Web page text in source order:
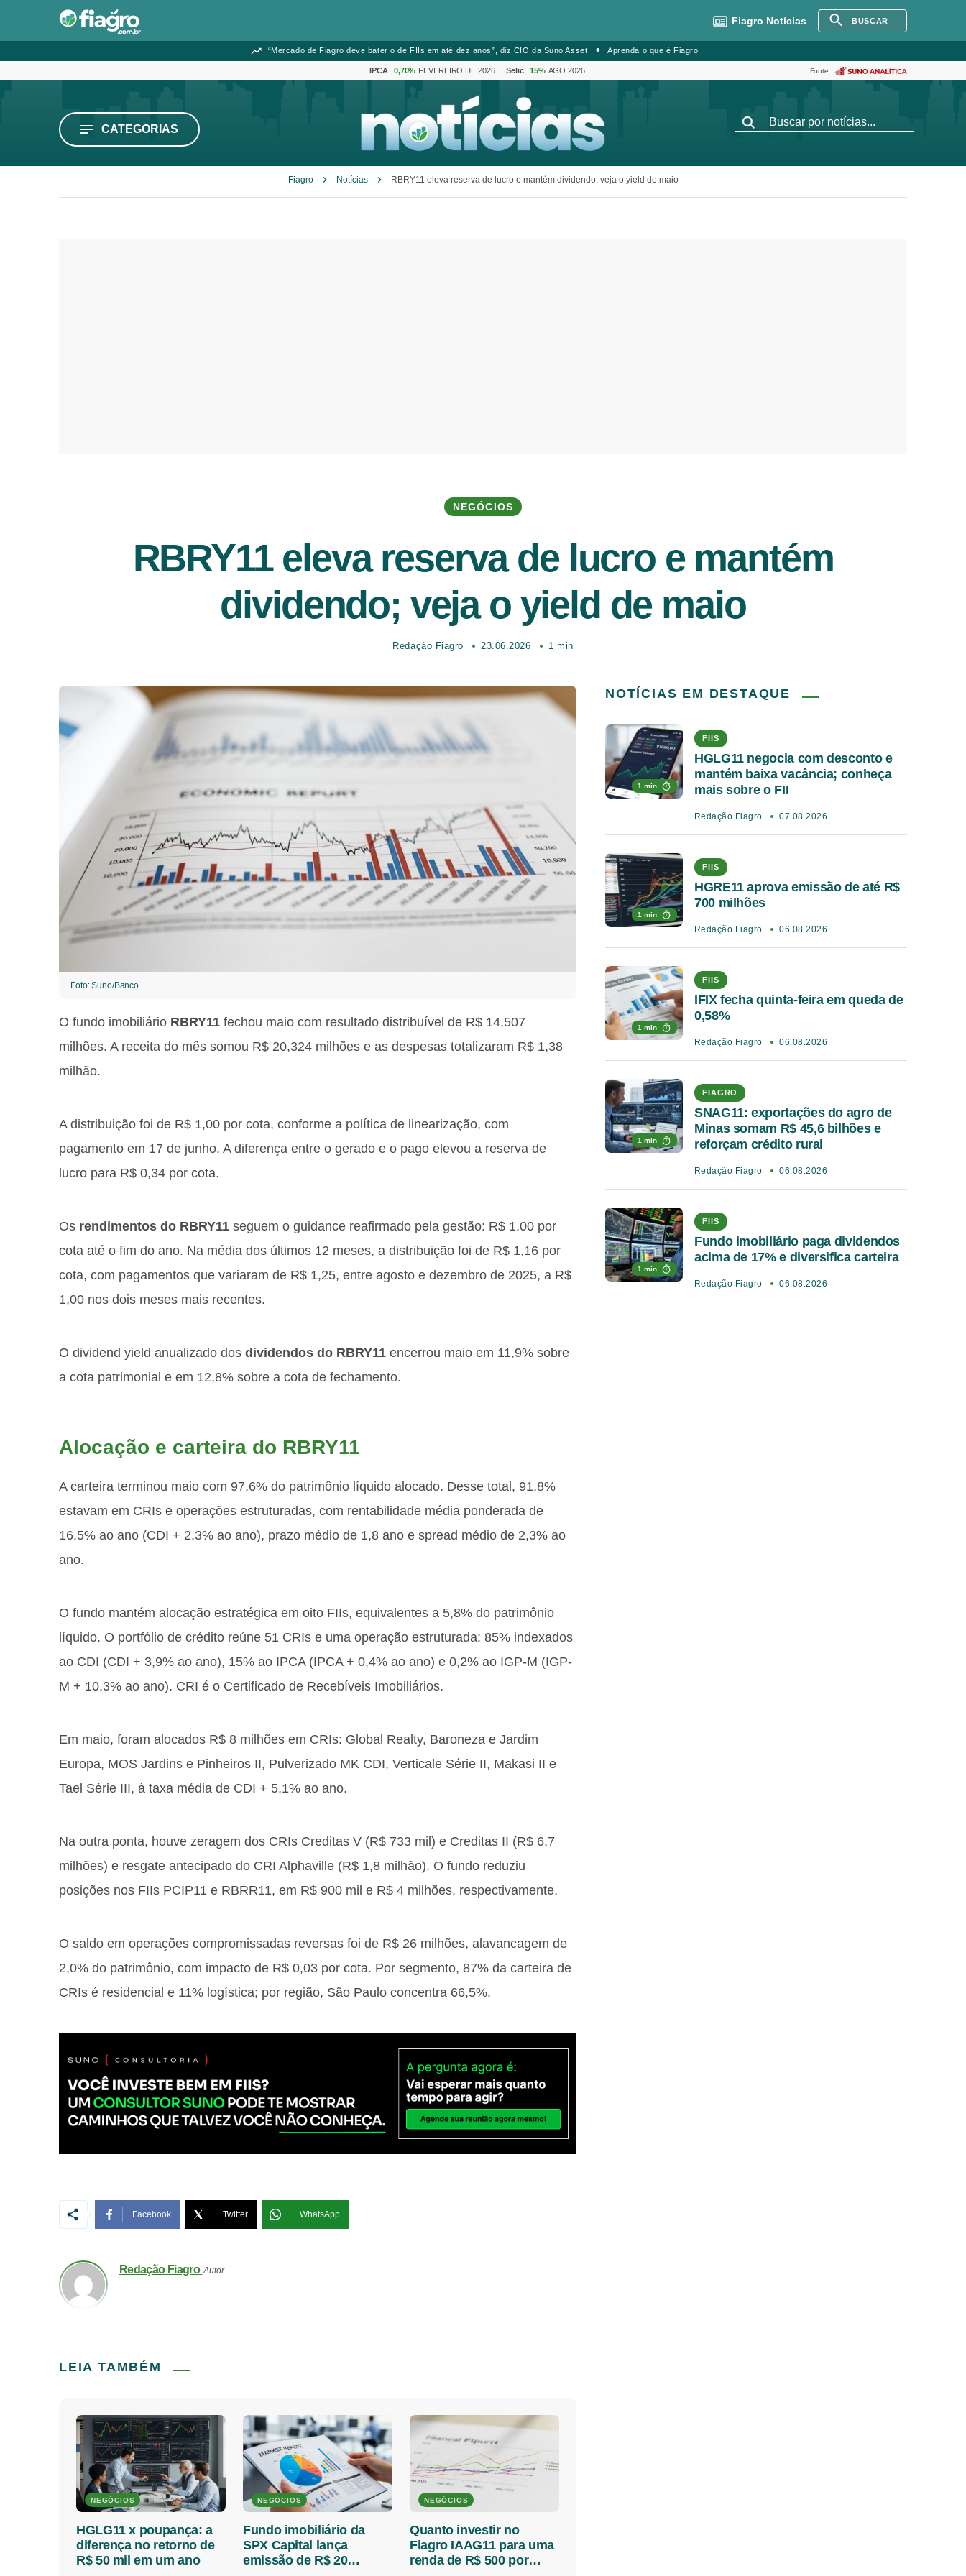
Fiagro Notícias BUSCAR
“Mercado de Fiagro deve bater o de FIIs em até dez anos”, diz CIO da Suno Asset Aprenda o que é Fiagro
IPCA 0,70% FEVEREIRO DE 2026 Selic 15% AGO 2026 Fonte:
CATEGORIAS
Fiagro Notícias RBRY11 eleva reserva de lucro e mantém dividendo; veja o yield de maio
NEGÓCIOS
RBRY11 eleva reserva de lucro e mantém
dividendo; veja o yield de maio
Redação Fiagro 23.06.2026 1 min
Foto: Suno/Banco
O fundo imobiliário RBRY11 fechou maio com resultado distribuível de R$ 14,507
milhões. A receita do mês somou R$ 20,324 milhões e as despesas totalizaram R$ 1,38
milhão.
A distribuição foi de R$ 1,00 por cota, conforme a política de linearização, com
pagamento em 17 de junho. A diferença entre o gerado e o pago elevou a reserva de
lucro para R$ 0,34 por cota.
Os rendimentos do RBRY11 seguem o guidance reafirmado pela gestão: R$ 1,00 por
cota até o fim do ano. Na média dos últimos 12 meses, a distribuição foi de R$ 1,16 por
cota, com pagamentos que variaram de R$ 1,25, entre agosto e dezembro de 2025, a R$
1,00 nos dois meses mais recentes.
O dividend yield anualizado dos dividendos do RBRY11 encerrou maio em 11,9% sobre
a cota patrimonial e em 12,8% sobre a cota de fechamento.
Alocação e carteira do RBRY11
A carteira terminou maio com 97,6% do patrimônio líquido alocado. Desse total, 91,8%
estavam em CRIs e operações estruturadas, com rentabilidade média ponderada de
16,5% ao ano (CDI + 2,3% ao ano), prazo médio de 1,8 ano e spread médio de 2,3% ao
ano.
O fundo mantém alocação estratégica em oito FIIs, equivalentes a 5,8% do patrimônio
líquido. O portfólio de crédito reúne 51 CRIs e uma operação estruturada; 85% indexados
ao CDI (CDI + 3,9% ao ano), 15% ao IPCA (IPCA + 0,4% ao ano) e 0,2% ao IGP-M (IGP-
M + 10,3% ao ano). CRI é o Certificado de Recebíveis Imobiliários.
Em maio, foram alocados R$ 8 milhões em CRIs: Global Realty, Baroneza e Jardim
Europa, MOS Jardins e Pinheiros II, Pulverizado MK CDI, Verticale Série II, Makasi II e
Tael Série III, à taxa média de CDI + 5,1% ao ano.
Na outra ponta, houve zeragem dos CRIs Creditas V (R$ 733 mil) e Creditas II (R$ 6,7
milhões) e resgate antecipado do CRI Alphaville (R$ 1,8 milhão). O fundo reduziu
posições nos FIIs PCIP11 e RBRR11, em R$ 900 mil e R$ 4 milhões, respectivamente.
O saldo em operações compromissadas reversas foi de R$ 26 milhões, alavancagem de
2,0% do patrimônio, com impacto de R$ 0,03 por cota. Por segmento, 87% da carteira de
CRIs é residencial e 11% logística; por região, São Paulo concentra 66,5%.
Facebook Twitter WhatsApp
Redação Fiagro Autor
LEIA TAMBÉM
NEGÓCIOS
HGLG11 x poupança: a
diferença no retorno de
R$ 50 mil em um ano
NEGÓCIOS
Fundo imobiliário da
SPX Capital lança
emissão de R$ 20
NEGÓCIOS
Quanto investir no
Fiagro IAAG11 para uma
renda de R$ 500 por
NOTÍCIAS EM DESTAQUE
1 min
FIIS
HGLG11 negocia com desconto e
mantém baixa vacância; conheça
mais sobre o FII
Redação Fiagro 07.08.2026
1 min
FIIS
HGRE11 aprova emissão de até R$
700 milhões
Redação Fiagro 06.08.2026
1 min
FIIS
IFIX fecha quinta-feira em queda de
0,58%
Redação Fiagro 06.08.2026
1 min
FIAGRO
SNAG11: exportações do agro de
Minas somam R$ 45,6 bilhões e
reforçam crédito rural
Redação Fiagro 06.08.2026
1 min
FIIS
Fundo imobiliário paga dividendos
acima de 17% e diversifica carteira
Redação Fiagro 06.08.2026